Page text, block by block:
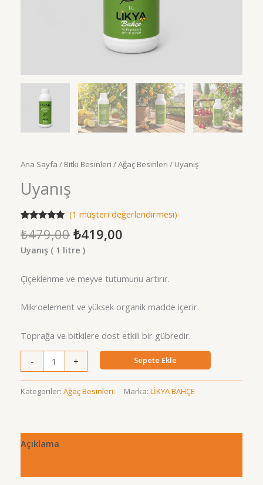
Ana Sayfa / Bitki Besinleri /Ağaç Besinleri / Uyanış
Uyanış
puanına
dayanarak 5
üzerinden
(1 müşteri değerlendirmesi)
₺479,00 Orijinal
fiyat:
₺419,00
₺419,00.
Uyanış ( 1 litre )
Çiçeklenme ve meyve tutumunu artırır.
Mikroelement ve yüksek organik madde içerir.
Toprağa ve bitkilere dost etkili bir gübredir.
-
adet
+ Sepete Ekle
Kategoriler: Ağaç Besinleri Marka: LİKYA BAHÇE
Açıklama